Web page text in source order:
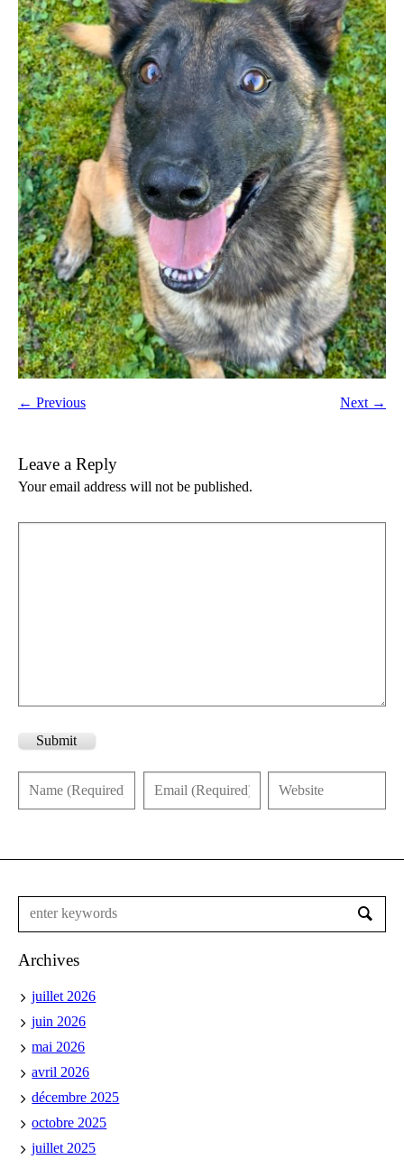
← Previous Next →
Leave a Reply
Your email address will not be published.
Submit
Archives
juillet 2026
juin 2026
mai 2026
avril 2026
décembre 2025
octobre 2025
juillet 2025